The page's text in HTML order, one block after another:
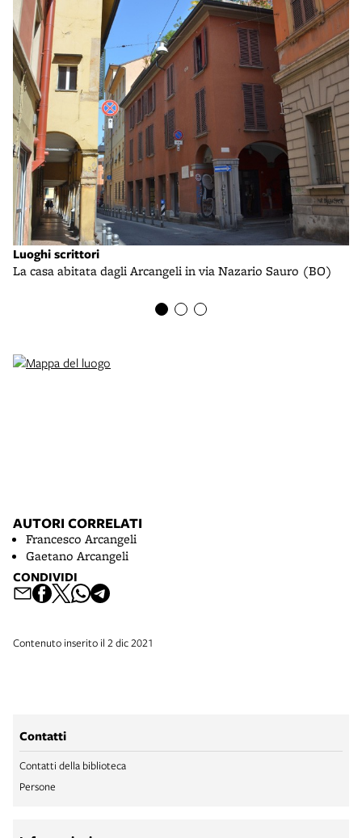
Luoghi scrittori
La casa abitata dagli Arcangeli in via Nazario Sauro (BO)
AUTORI CORRELATI
Francesco Arcangeli
Gaetano Arcangeli
CONDIVIDI
Contenuto inserito il 2 dic 2021
Contatti
Contatti della biblioteca
Persone